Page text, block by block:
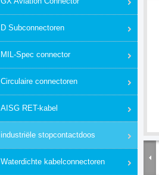
D Subconnectoren
MIL-Spec connector
Circulaire connectoren
AISG RET-kabel
industriële stopcontactdoos
Waterdichte kabelconnectoren